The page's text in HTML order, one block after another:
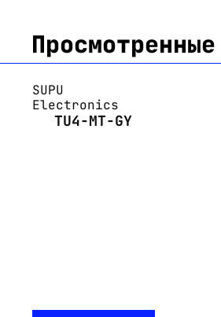
SUPU
Electronics
TU4-MT-GY